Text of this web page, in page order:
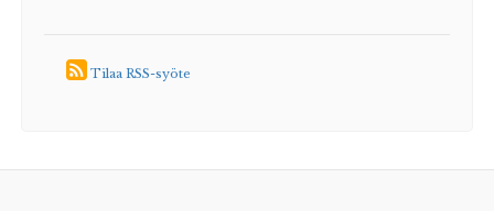
Tilaa RSS-syöte